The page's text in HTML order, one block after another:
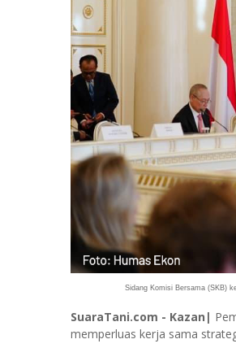
Sidang Komisi Bersama (SKB)
SuaraTani.com - Kazan|
memperluas kerja sama